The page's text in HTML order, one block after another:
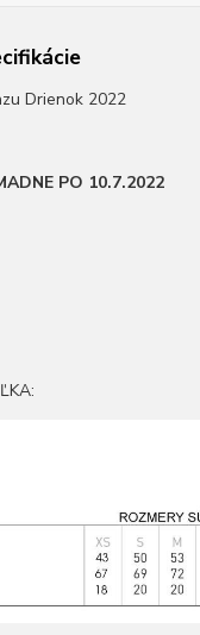
Drienok 2022
PO 10.7.2022